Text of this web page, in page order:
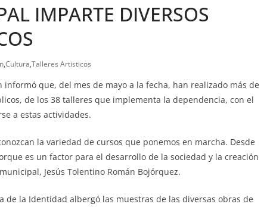
IMPARTE DIVERSOS
,Cultura,Talleres Artisticos
que, del mes de mayo a la fecha, han realizado más de
de los 38 talleres que implementa la dependencia, con el
a estas actividades.
la variedad de cursos que ponemos en marcha. Desde
es un factor para el desarrollo de la sociedad y la creación
Jesús Tolentino Román Bojórquez.
de la Identidad albergó las muestras de las diversas obras de